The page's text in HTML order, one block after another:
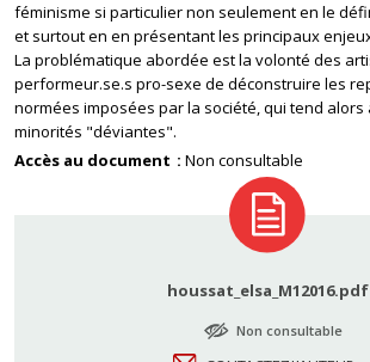
féminisme si particulier non seulement en le
et surtout en en présentant les principaux
La problématique abordée est la volonté des
performeur.se.s pro-sexe de déconstruire les
normées imposées par la société, qui tend alors
minorités "déviantes".
Accès au document
Non consultable
houssat_elsa_M12016.pdf
Non consultable